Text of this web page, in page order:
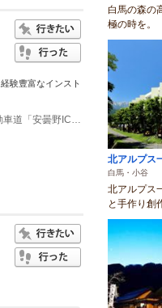
験豊富なインスト
(1)■お車の場合 関越・上信越自動車道「長野IC」より約50分 長野自動車道「安曇野IC」より約60分 北陸自動車道「糸魚川IC」より約70分
白馬の森の
極の時を。
北アルプス
白馬・小谷
北アルプス
と手作り創